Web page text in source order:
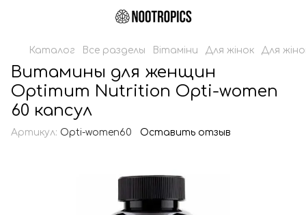
Каталог Все разделы Вітаміни Для жінок Для
Витамины для женщин
Optimum Nutrition Opti-women
60 капсул
Артикул: Opti-women60 Оставить отзыв